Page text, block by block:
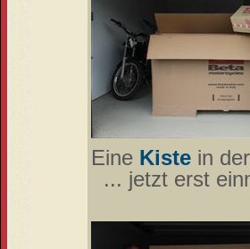
Eine Kistein
... jetzt erst